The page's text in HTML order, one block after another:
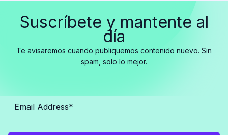
Suscríbete y mantente al
día
Te avisaremos cuando publiquemos contenido nuevo. Sin
spam, solo lo mejor.